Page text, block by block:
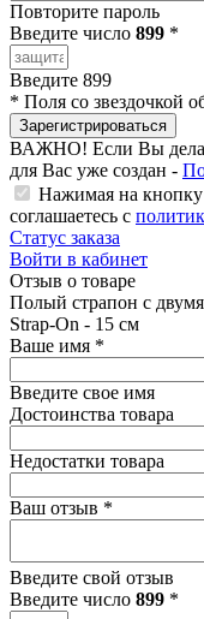
Повторите пароль
Введите число 899 *
Введите 899
* Поля со звездочкой
Зарегистрироваться
ВАЖНО! Если Вы
для Вас уже создан -
Нажимая на
соглашаетесь с
Статус заказа
Войти в кабинет
Отзыв о товаре
Полый страпон с
Strap-On - 15 см
Ваше имя *
Введите свое имя
Достоинства товара
Недостатки товара
Ваш отзыв *
Введите свой отзыв
Введите число 899 *